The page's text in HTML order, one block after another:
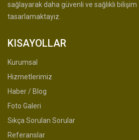
sağlayarak daha güvenli ve sağlıklı bilişim
tasarlamaktayız.
KISAYOLLAR
Kurumsal
Hizmetlerimiz
Haber / Blog
Foto Galeri
Sıkça Sorulan Sorular
Referanslar